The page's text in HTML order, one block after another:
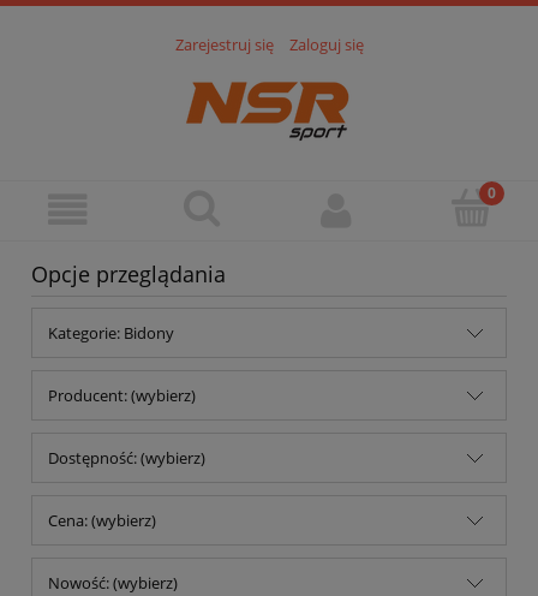
Zarejestruj się Zaloguj się
Opcje przeglądania
Kategorie: Bidony
Producent: (wybierz)
Dostępność: (wybierz)
Cena: (wybierz)
Nowość: (wybierz)